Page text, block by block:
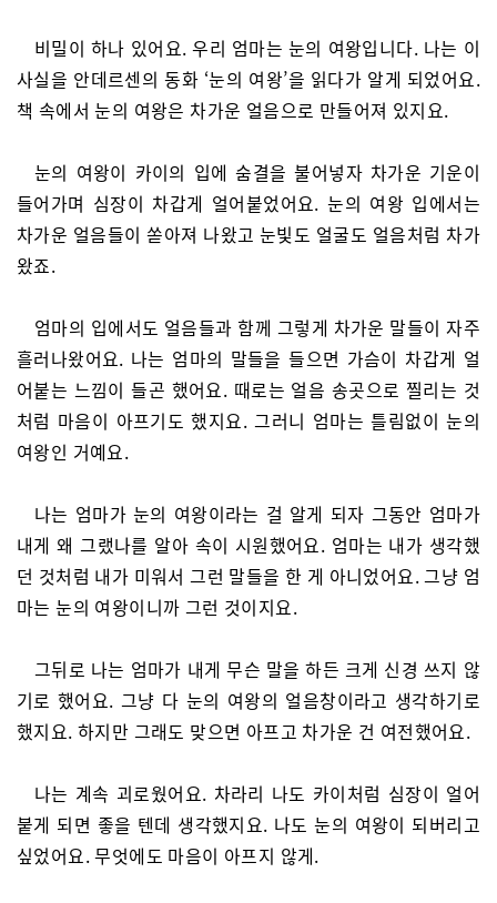
비밀이 하나 있어요. 우리 엄마는 눈의 여왕입니다. 나는 이
사실을 안데르센의 동화 ‘눈의 여왕’을 읽다가 알게 되었어요.
책 속에서 눈의 여왕은 차가운 얼음으로 만들어져 있지요.
눈의 여왕이 카이의 입에 숨결을 불어넣자 차가운 기운이
들어가며 심장이 차갑게 얼어붙었어요. 눈의 여왕 입에서는
차가운 얼음들이 쏟아져 나왔고 눈빛도 얼굴도 얼음처럼 차가
왔죠.
엄마의 입에서도 얼음들과 함께 그렇게 차가운 말들이 자주
흘러나왔어요. 나는 엄마의 말들을 들으면 가슴이 차갑게 얼
어붙는 느낌이 들곤 했어요. 때로는 얼음 송곳으로 찔리는 것
처럼 마음이 아프기도 했지요. 그러니 엄마는 틀림없이 눈의
여왕인 거예요.
나는 엄마가 눈의 여왕이라는 걸 알게 되자 그동안 엄마가
내게 왜 그랬나를 알아 속이 시원했어요. 엄마는 내가 생각했
던 것처럼 내가 미워서 그런 말들을 한 게 아니었어요. 그냥 엄
마는 눈의 여왕이니까 그런 것이지요.
그뒤로 나는 엄마가 내게 무슨 말을 하든 크게 신경 쓰지 않
기로 했어요. 그냥 다 눈의 여왕의 얼음창이라고 생각하기로
했지요. 하지만 그래도 맞으면 아프고 차가운 건 여전했어요.
나는 계속 괴로웠어요. 차라리 나도 카이처럼 심장이 얼어
붙게 되면 좋을 텐데 생각했지요. 나도 눈의 여왕이 되버리고
싶었어요. 무엇에도 마음이 아프지 않게.